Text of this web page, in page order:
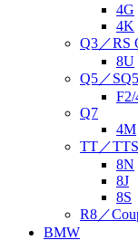
4G
4K
Q3／RS
8U
Q5／
Q7
4M
TT／
8N
8J
8S
R8／
BMW